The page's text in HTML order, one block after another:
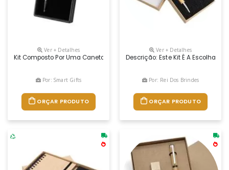
Ver + Detalhes
Kit Composto Por Uma Caneta E Um Chaveiro Abridor, Ambos
Por: Smart Gifts
ORÇAR PRODUTO
Ver + Detalhes
Descrição: Este Kit É A Escolha
Por: Rei Dos Brindes
ORÇAR PRODUTO